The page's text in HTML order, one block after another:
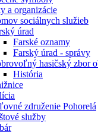
a organizácie
sociálnych služieb
úrad
Farské oznamy
Farský úrad - správy
hasičský zbor
História
združenie Pohorelá
služby